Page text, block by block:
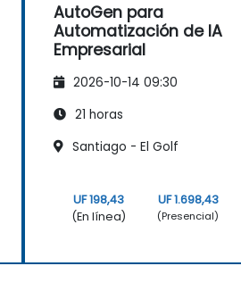
AutoGen para
Automatización de IA
Empresarial
2026-10-14 09:30
21 horas
Santiago - El Golf
UF 198,43
(En línea)
UF 1.698,43
(Presencial)